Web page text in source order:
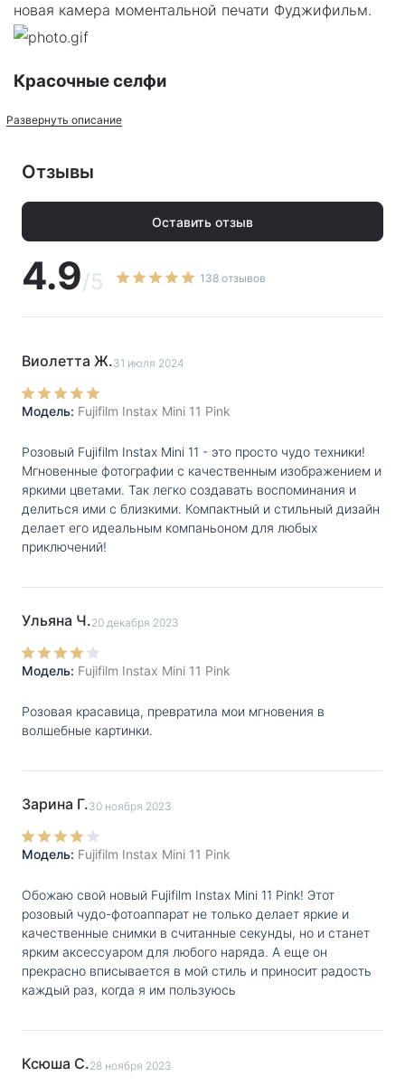
новая камера моментальной печати Фуджифильм.
Красочные селфи
Модель имеет отменные параметры:
фиксированное фокусное расстояние f=60 мм.
кадры, отличающиеся четкостью и детализацией.
метки «Selfie On». В портретном режиме камера
планом на удалении от 30 до 50 см от объекта. Для
расположено небольшое зеркало.
Автоматическая параметризация для
Фуджифильм Инстакс Мини 11
безошибочно задает оптимальную выдержку
и интенсивность вспышки, оценивая яркость
окружающей среды.
сложные ручные настройки — все объекты в кадре,
Моментальная камера оборудована встроенным
видоискателем реального отображения с зумом
0.37х и прицелом. С его помощью пользователь
сможет заранее отслеживать компоновку сцен для
получения нужных кадров.
Быстрая печать с Fujifilm Instax Mini 11
В фирменном оборудовании применяется
Благодаря ее особенностям, на печать фотографии
Развернуть описание
Отзывы
4.9/5 138 отзывов
Оставить отзыв
Виолетта Ж.31 июля 2024
Модель: Fujifilm Instax Mini 11 Pink
Розовый Fujifilm Instax Mini 11 - это просто чудо техники!
Мгновенные фотографии с качественным изображением и
яркими цветами. Так легко создавать воспоминания и
делиться ими с близкими. Компактный и стильный дизайн
делает его идеальным компаньоном для любых
приключений!
Ульяна Ч.20 декабря 2023
Модель: Fujifilm Instax Mini 11 Pink
Розовая красавица, превратила мои мгновения в
волшебные картинки.
Зарина Г.30 ноября 2023
Модель: Fujifilm Instax Mini 11 Pink
Обожаю свой новый Fujifilm Instax Mini 11 Pink! Этот
розовый чудо-фотоаппарат не только делает яркие и
качественные снимки в считанные секунды, но и станет
ярким аксессуаром для любого наряда. А еще он
прекрасно вписывается в мой стиль и приносит радость
каждый раз, когда я им пользуюсь
Ксюша С.28 ноября 2023